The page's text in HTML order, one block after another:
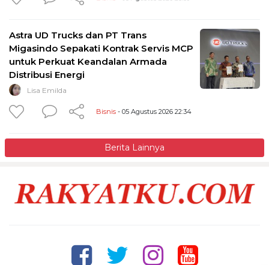
Astra UD Trucks dan PT Trans
Migasindo Sepakati Kontrak Servis MCP
untuk Perkuat Keandalan Armada
Distribusi Energi
Lisa Emilda
Bisnis - 05 Agustus 2026 22:34
Berita Lainnya